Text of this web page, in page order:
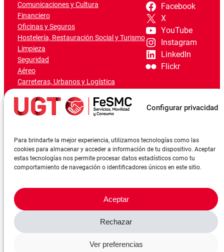
Configurar privacidad
Para brindarte la mejor experiencia, utilizamos tecnologías como las
cookies para almacenar y acceder a información de tu dispositivo. Aceptar
estas tecnologías nos permite procesar datos estadísticos como tu
comportamiento de navegación o identificadores únicos en este sitio.
Aceptar
Rechazar
Ver preferencias
Comunicaciones y Cultura
Financiero
Oficinas y Seguros
Hostelería, Restauración Social y Turismo
Limpieza
Seguridad
Aéreo
Carreteras, Urbanos y Logística
Marítimo-Portuario
Facebook
X
YouTube
Instagram
LinkedIn
Flickr
©FeSMCUGT 2024